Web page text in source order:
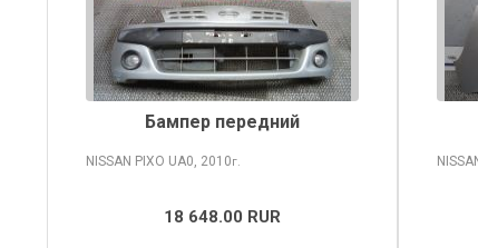
Бампер передний
NISSAN PIXO UA0, 2010г.
18 648.00 RUR